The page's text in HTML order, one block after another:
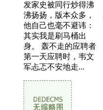
发家史被同行炒得沸
沸扬扬，版本众多，
他自己也毫不避讳：
其实我是刷马桶出
身。 轰不走的应聘者
第一天应聘时，韦文
军忐忑不安地走...